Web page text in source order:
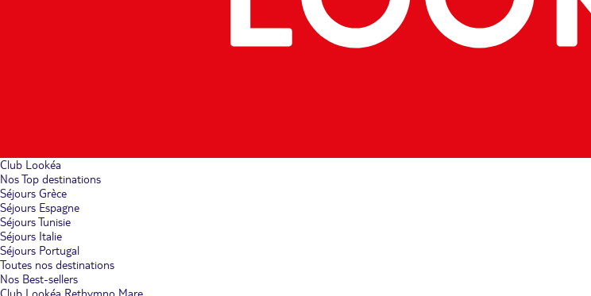
Club Lookéa
Nos Top destinations
Séjours Grèce
Séjours Espagne
Séjours Tunisie
Séjours Italie
Séjours Portugal
Toutes nos destinations
Nos Best-sellers